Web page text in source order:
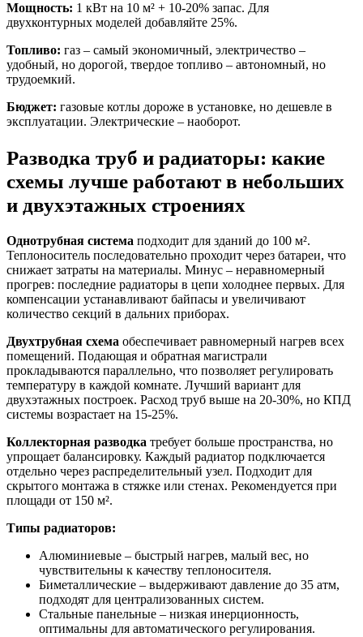
Мощность: 1 кВт на 10 м² + 10-20% запас. Для
двухконтурных моделей добавляйте 25%.
Топливо: газ – самый экономичный, электричество –
удобный, но дорогой, твердое топливо – автономный, но
трудоемкий.
Бюджет: газовые котлы дороже в установке, но дешевле в
эксплуатации. Электрические – наоборот.
Разводка труб и радиаторы: какие
схемы лучше работают в небольших
и двухэтажных строениях
Однотрубная система подходит для зданий до 100 м².
Теплоноситель последовательно проходит через батареи, что
снижает затраты на материалы. Минус – неравномерный
прогрев: последние радиаторы в цепи холоднее первых. Для
компенсации устанавливают байпасы и увеличивают
количество секций в дальних приборах.
Двухтрубная схема обеспечивает равномерный нагрев всех
помещений. Подающая и обратная магистрали
прокладываются параллельно, что позволяет регулировать
температуру в каждой комнате. Лучший вариант для
двухэтажных построек. Расход труб выше на 20-30%, но КПД
системы возрастает на 15-25%.
Коллекторная разводка требует больше пространства, но
упрощает балансировку. Каждый радиатор подключается
отдельно через распределительный узел. Подходит для
скрытого монтажа в стяжке или стенах. Рекомендуется при
площади от 150 м².
Типы радиаторов:
Алюминиевые – быстрый нагрев, малый вес, но
чувствительны к качеству теплоносителя.
Биметаллические – выдерживают давление до 35 атм,
подходят для централизованных систем.
Стальные панельные – низкая инерционность,
оптимальны для автоматического регулирования.